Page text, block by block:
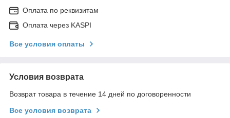
Оплата по реквизитам
Оплата через KASPI
Все условия оплаты
Условия возврата
Возврат товара в течение 14 дней по договоренности
Все условия возврата